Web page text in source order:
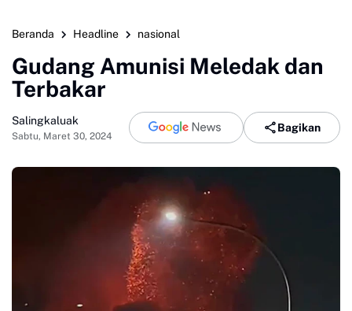
Beranda Headline nasional
Gudang Amunisi Meledak dan
Terbakar
Salingkaluak
Sabtu, Maret 30, 2024
Bagikan